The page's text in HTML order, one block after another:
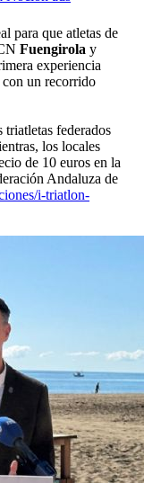
para que atletas de
Fuengirola y
experiencia
con un recorrido
federados
los locales
de 10 euros en la
Andaluza de
i-triatlon-